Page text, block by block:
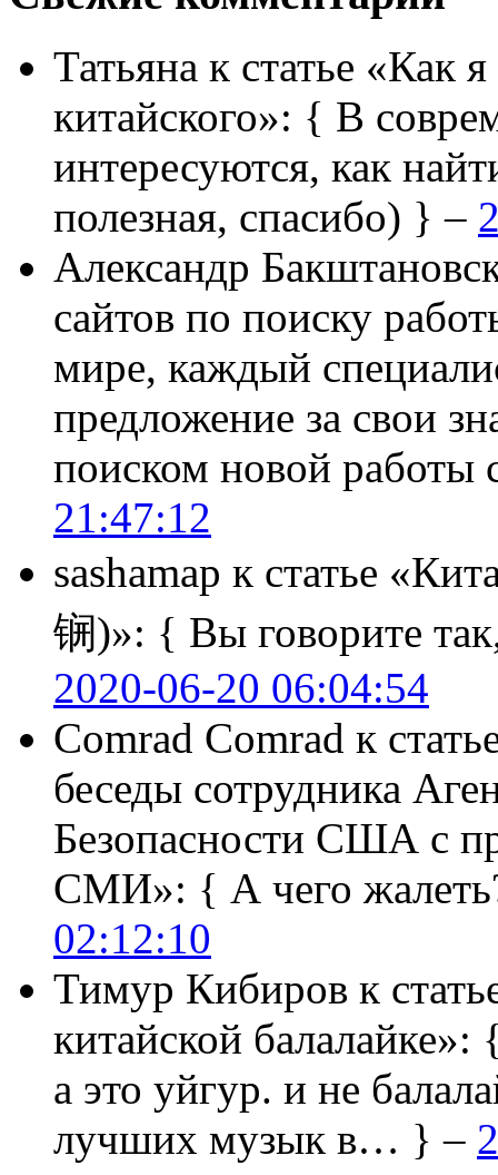
Татьяна к статье «Как
китайского»: { В
интересуются, как
полезная, спасибо) } –
Александр
сайтов по поиску
мире, каждый
предложение за свои
поиском новой
21:47:12
sashamap к статье
锎)»: { Вы говорите
2020-06-20 06:04:54
Comrad Comrad к
беседы сотрудника
Безопасности США с
СМИ»: { А чего
02:12:10
Тимур Кибиров к
китайской балалайке»:
а это уйгур. и не
лучших музык в… } –